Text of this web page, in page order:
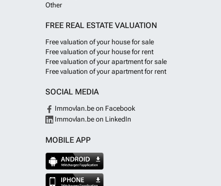
Other
FREE REAL ESTATE VALUATION
Free valuation of your house for sale
Free valuation of your house for rent
Free valuation of your apartment for sale
Free valuation of your apartment for rent
SOCIAL MEDIA
Immovlan.be on Facebook
Immovlan.be on LinkedIn
MOBILE APP